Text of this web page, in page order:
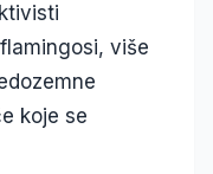
više
koje se